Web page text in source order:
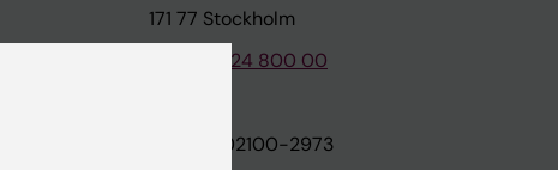
171 77 Stockholm
Tel: 08-524 800 00
Org.nr: 202100-2973